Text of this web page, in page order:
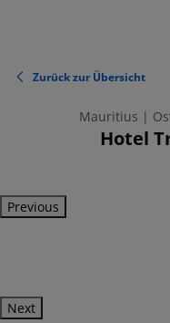
Zurück zur Übersicht
Mauritius |
Hotel
Previous
Next